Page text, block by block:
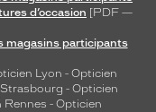
d’occasion [PDF —
magasins participants
Lyon - Opticien
- Opticien
Rennes - Opticien